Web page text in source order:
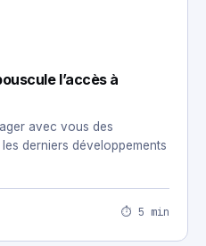
l’accès à
avec vous des
derniers développements
⏱ 5 min